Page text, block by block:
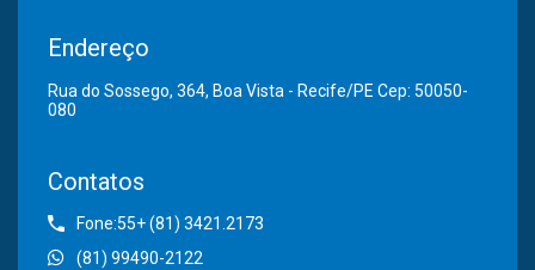
Endereço
Rua do Sossego, 364, Boa Vista - Recife/PE Cep: 50050-
080
Contatos
Fone:55+ (81) 3421.2173
(81) 99490-2122